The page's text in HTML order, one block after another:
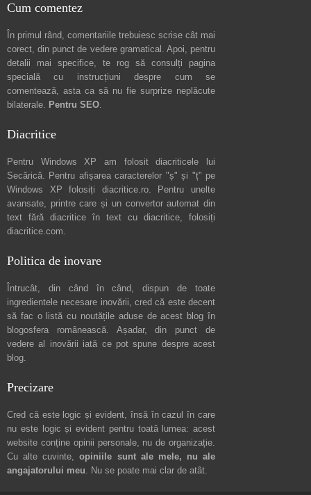
Cum comentez
În primul rând, comentariile trebuiesc scrise cât mai
corect, din punct de vedere gramatical. Apoi, pentru
detalii mai specifice, te rog să consulți pagina
specială cu instrucțiuni despre cum se
comentează, asta ca să nu fie surprize neplăcute
bilaterale. Pentru SEO.
Diacritice
Pentru Windows XP am folosit diacriticele lui
Secărică. Pentru afișarea caracterelor "ș" și "ț" pe
Windows XP folosiți diacritice.ro. Pentru unelte
avansate, printre care și un convertor automat din
text fără diacritice în text cu diacritice, folosiți
diacritice.com.
Politica de inovare
Întrucât, din când în când, dispun de toate
ingredientele necesare inovării, cred că este decent
să fac o listă cu noutățile aduse de acest blog în
blogosfera românească. Așadar, din punct de
vedere al inovării iată ce pot spune despre acest
blog.
Precizare
Cred că este logic și evident, însă în cazul în care
nu este logic și evident pentru toată lumea: acest
website conține opinii personale, nu de organizație.
Cu alte cuvinte,opiniile sunt ale mele, nu ale
angajatorului meu. Nu se poate mai clar de atât.